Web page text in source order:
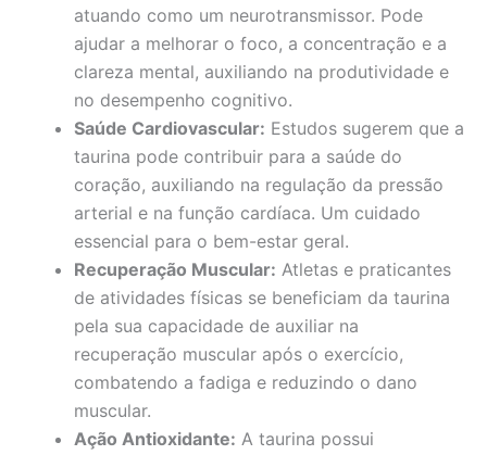
atuando como um neurotransmissor. Pode
ajudar a melhorar o foco, a concentração e a
clareza mental, auxiliando na produtividade e
no desempenho cognitivo.
Saúde Cardiovascular: Estudos sugerem que a
taurina pode contribuir para a saúde do
coração, auxiliando na regulação da pressão
arterial e na função cardíaca. Um cuidado
essencial para o bem-estar geral.
Recuperação Muscular: Atletas e praticantes
de atividades físicas se beneficiam da taurina
pela sua capacidade de auxiliar na
recuperação muscular após o exercício,
combatendo a fadiga e reduzindo o dano
muscular.
Ação Antioxidante: A taurina possui